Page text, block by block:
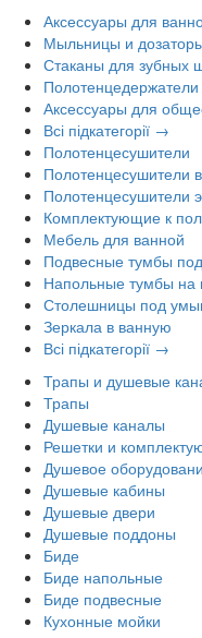
Аксессуары для
Мыльницы и
Стаканы для зубных
Полотенцедержатели
Аксессуары для
Всі підкатегорії →
Полотенцесушители
Полотенцесушители
Полотенцесушители
Комплектующие к
Мебель для ванной
Подвесные тумбы
Напольные тумбы на
Столешницы под
Зеркала в ванную
Всі підкатегорії →
Трапы и душевые
Трапы
Душевые каналы
Решетки и
Душевое
Душевые кабины
Душевые двери
Душевые поддоны
Биде
Биде напольные
Биде подвесные
Кухонные мойки